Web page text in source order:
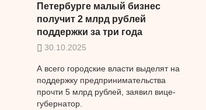
Петербурге малый бизнес
получит 2 млрд рублей
поддержки за три года
30.10.2025
А всего городские власти выделят на
поддержку предпринимательства
прочти 5 млрд рублей, заявил вице-
губернатор.